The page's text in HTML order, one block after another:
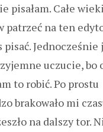
pisałam. Całe
patrzeć na ten
pisać.
uczucie, bo
to robić. Po prostu
brakowało mi
na dalszy tor.